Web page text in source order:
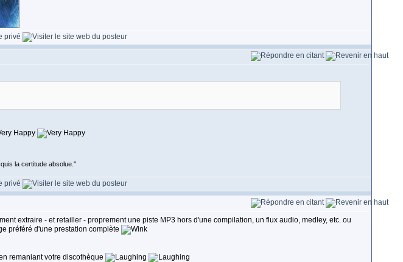
la certitude absolue.''
extraire - et retailler - proprement une piste MP3 hors d'une compilation, un flux audio, medley, etc. ou
préféré d'une prestation complète
remaniant votre discothèque